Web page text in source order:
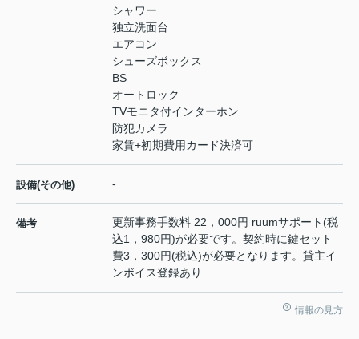
シャワー
独立洗面台
エアコン
シューズボックス
BS
オートロック
TVモニタ付インターホン
防犯カメラ
家賃+初期費用カード決済可
設備(その他) -
備考
更新事務手数料 22，000円 ruumサポート(税
込1，980円)が必要です。契約時に鍵セット
費3，300円(税込)が必要となります。貸主イ
ンボイス登録あり
情報の見方